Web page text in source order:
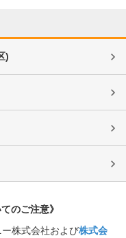
)
のご注意》
株式会社および株式会